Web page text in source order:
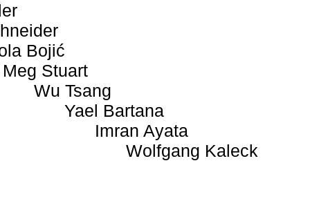
Bojić
Meg Stuart
Wu Tsang
Yael Bartana
Imran Ayata
Wolfgang Kaleck